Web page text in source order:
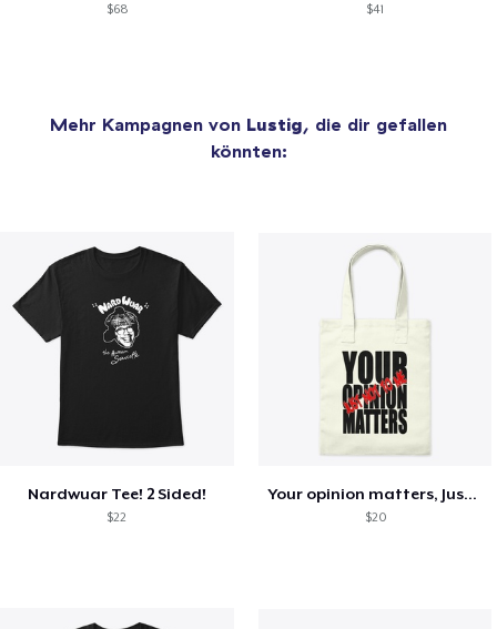
$68 $41
Mehr Kampagnen von Lustig, die dir gefallen
könnten:
Nardwuar Tee! 2 Sided!
$22
Your opinion matters, Just not to me!
$20